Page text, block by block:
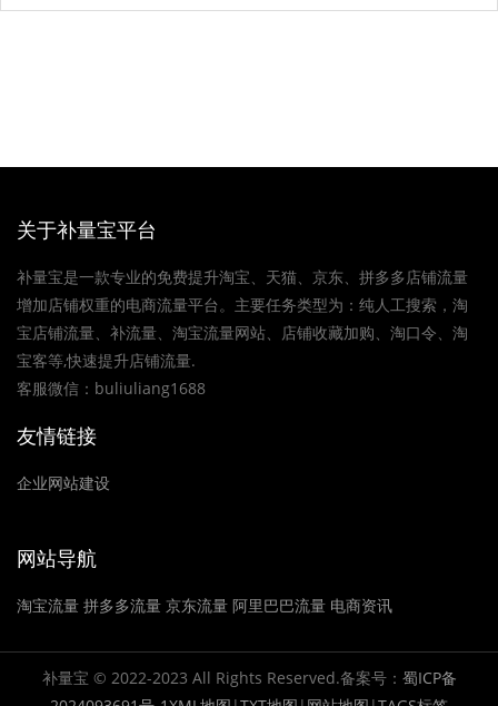
关于补量宝平台
补量宝是一款专业的免费提升淘宝、天猫、京东、拼多多店铺流量
增加店铺权重的电商流量平台。主要任务类型为：纯人工搜索，淘
宝店铺流量、补流量、淘宝流量网站、店铺收藏加购、淘口令、淘
宝客等,快速提升店铺流量.
客服微信：buliuliang1688
友情链接
企业网站建设
网站导航
淘宝流量 拼多多流量 京东流量 阿里巴巴流量 电商资讯
补量宝 © 2022-2023 All Rights Reserved.备案号： 蜀ICP备